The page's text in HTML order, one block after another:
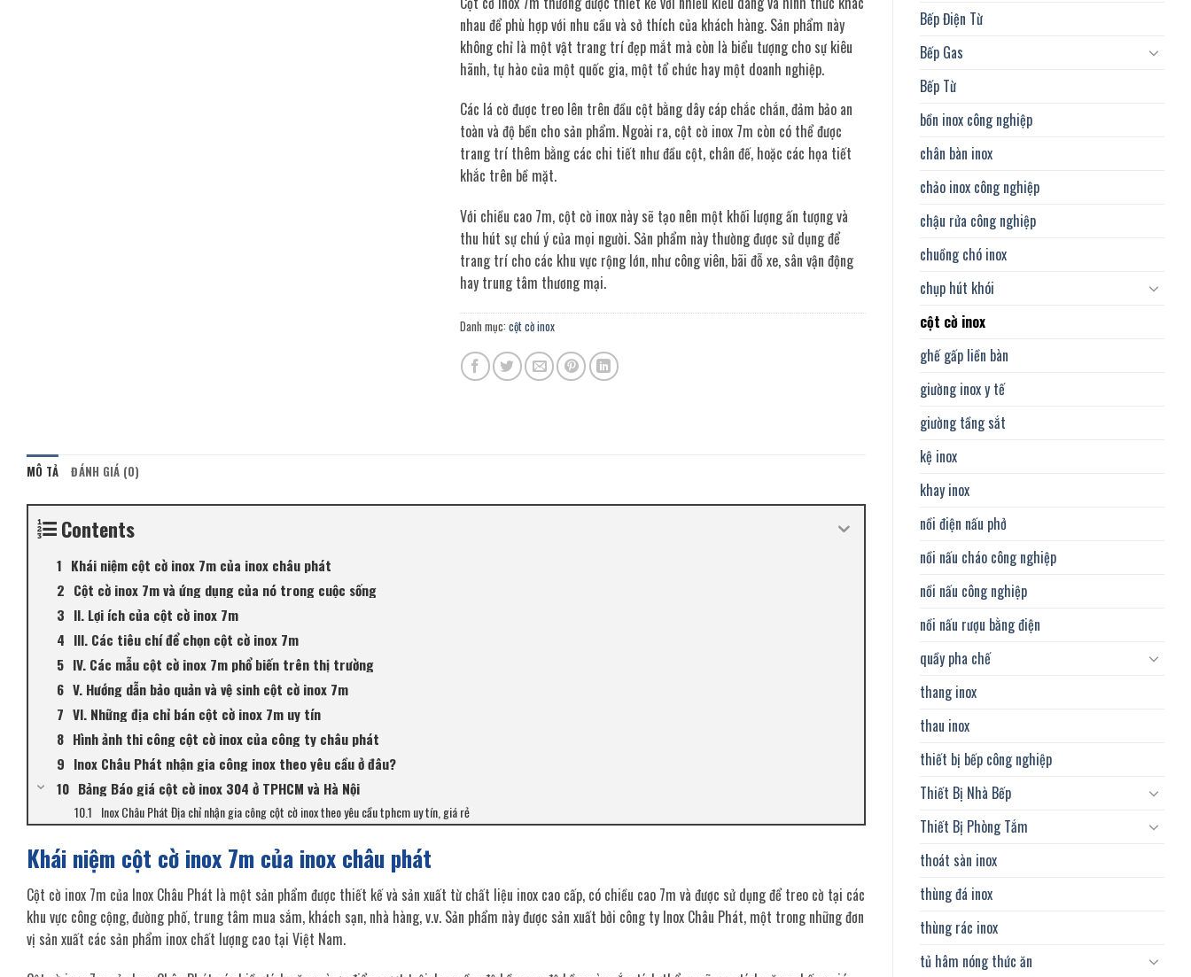
Bếp Điện Từ
Bếp Gas
Bếp Từ
bồn inox công nghiệp
chân bàn inox
chảo inox công nghiệp
chậu rửa công nghiệp
chuồng chó inox
chụp hút khói
cột cờ inox
ghế gấp liền bàn
giường inox y tế
giường tầng sắt
kệ inox
khay inox
nồi điện nấu phở
nồi nấu cháo công nghiệp
nồi nấu công nghiệp
nồi nấu rượu bằng điện
quầy pha chế
thang inox
thau inox
thiết bị bếp công nghiệp
Thiết Bị Nhà Bếp
Thiết Bị Phòng Tắm
thoát sàn inox
thùng đá inox
thùng rác inox
tủ hâm nóng thức ăn
nhau để phù hợp với nhu cầu và sở thích của khách hàng. Sản phẩm này
không chỉ là một vật trang trí đẹp mắt mà còn là biểu tượng cho sự kiêu
hãnh, tự hào của một quốc gia, một tổ chức hay một doanh nghiệp.
Các lá cờ được treo lên trên đầu cột bằng dây cáp chắc chắn, đảm bảo an
toàn và độ bền cho sản phẩm. Ngoài ra, cột cờ inox 7m còn có thể được
trang trí thêm bằng các chi tiết như đầu cột, chân đế, hoặc các họa tiết
khắc trên bề mặt.
Với chiều cao 7m, cột cờ inox này sẽ tạo nên một khối lượng ấn tượng và
thu hút sự chú ý của mọi người. Sản phẩm này thường được sử dụng để
trang trí cho các khu vực rộng lớn, như công viên, bãi đỗ xe, sân vận động
hay trung tâm thương mại.
Danh mục: cột cờ inox
MÔ TẢ ĐÁNH GIÁ (0)
Contents
Khái niệm cột cờ inox 7m của inox châu phát
Cột cờ inox 7m và ứng dụng của nó trong cuộc sống
II. Lợi ích của cột cờ inox 7m
III. Các tiêu chí để chọn cột cờ inox 7m
IV. Các mẫu cột cờ inox 7m phổ biến trên thị trường
V. Hướng dẫn bảo quản và vệ sinh cột cờ inox 7m
VI. Những địa chỉ bán cột cờ inox 7m uy tín
Hình ảnh thi công cột cờ inox của công ty châu phát
Inox Châu Phát nhận gia công inox theo yêu cầu ở đâu?
Bảng Báo giá cột cờ inox 304 ở TPHCM và Hà Nội
Inox Châu Phát Địa chỉ nhận gia công cột cờ inox theo yêu cầu tphcm uy tín, giá rẻ
Khái niệm cột cờ inox 7m của inox châu phát
Cột cờ inox 7m của Inox Châu Phát là một sản phẩm được thiết kế và sản xuất từ chất liệu inox cao cấp, có chiều cao 7m và được sử dụng để treo cờ tại các
khu vực công cộng, đường phố, trung tâm mua sắm, khách sạn, nhà hàng, v.v. Sản phẩm này được sản xuất bởi công ty Inox Châu Phát, một trong những đơn
vị sản xuất các sản phẩm inox chất lượng cao tại Việt Nam.